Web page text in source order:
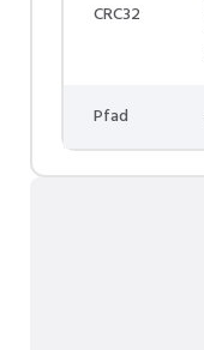
CRC32
Pfad